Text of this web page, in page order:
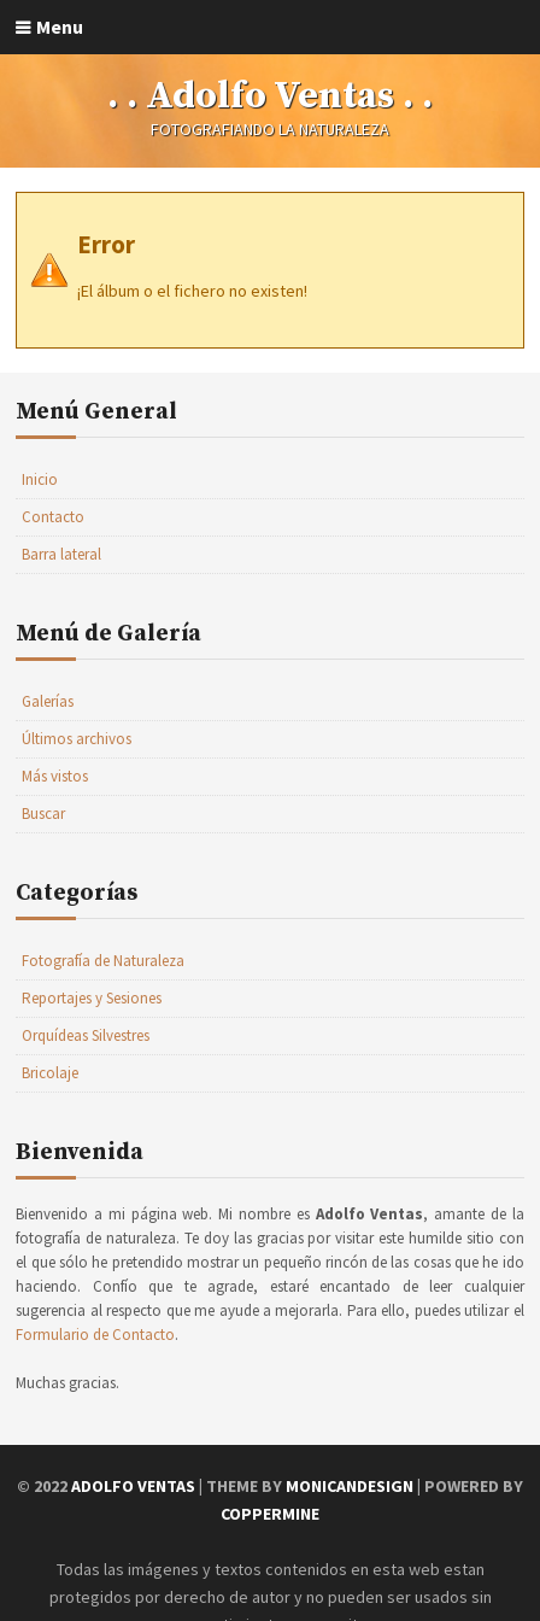
Menu
. . Adolfo Ventas . .
FOTOGRAFIANDO LA NATURALEZA
Error
¡El álbum o el fichero no existen!
Menú General
Inicio
Contacto
Barra lateral
Menú de Galería
Galerías
Últimos archivos
Más vistos
Buscar
Categorías
Fotografía de Naturaleza
Reportajes y Sesiones
Orquídeas Silvestres
Bricolaje
Bienvenida
Bienvenido a mi página web. Mi nombre es Adolfo Ventas, amante de la
fotografía de naturaleza. Te doy las gracias por visitar este humilde sitio con
el que sólo he pretendido mostrar un pequeño rincón de las cosas que he ido
haciendo. Confío que te agrade, estaré encantado de leer cualquier
sugerencia al respecto que me ayude a mejorarla. Para ello, puedes utilizar el
Formulario de Contacto.
Muchas gracias.
© 2022ADOLFO VENTAS | THEME BY MONICANDESIGN | POWERED BY
COPPERMINE
Todas las imágenes y textos contenidos en esta web estan
protegidos por derecho de autor y no pueden ser usados sin